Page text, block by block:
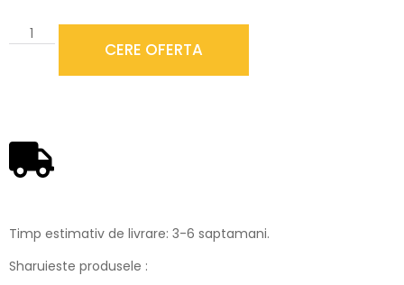
CERE OFERTA
Timp estimativ de livrare: 3-6 saptamani.
Sharuieste produsele :